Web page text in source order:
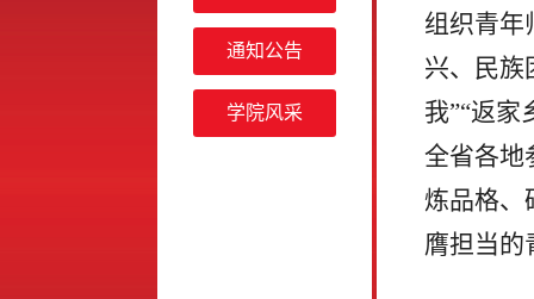
通知公告
学院风采
组织青年
兴、民族
我”“返家
全省各地
炼品格、
膺担当的